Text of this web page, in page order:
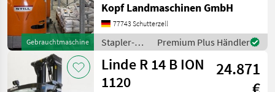
Gebrauchtmaschine
16745) Baujahr 12/2007
Elektro-Schmalgangstapler
Modell MX X TE
Schwenkhubgabel 3.270
Betriebsstunden
Kopf Landmaschinen GmbH
77743 Schutterzell
Stapler-
und
Lagertechnik
/ Still
Premium Plus Händler
Linde R 14 B ION
1120
24.871